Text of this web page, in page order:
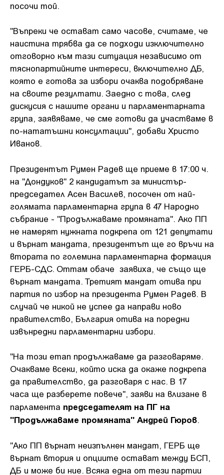
посочи той.
"Въпреки че остават само часове, считаме, че
наистина трябва да се подходи изключително
отговорно към тази ситуация независимо от
тяснопартийните интереси, включително ДБ,
която е готова за избори очаква подобряване
на своите резултати. Заедно с това, след
дискусия с нашите органи и парламентарната
група, заявяваме, че сме готови да участваме в
по-нататъшни консултации", добави Христо
Иванов.
Президентът Румен Радев ще приеме в 17:00 ч.
на "Дондуков" 2 кандидатът за министър-
председател Асен Василев, посочен от най-
голямата парламентарна група в 47 Народно
събрание - "Продължаваме промяната". Ако ПП
не намерят нужната подкрепа от 121 депутати
и върнат мандата, президентът ще го връчи на
втората по големина парламентарна формация
ГЕРБ-СДС. Оттам обаче заявиха, че също ще
върнат мандата. Третият мандат отива при
партия по избор на президента Румен Радев. В
случай че никой не успее да направи ново
правителство, България отива на поредни
извънредни парламентарни избори.
"На този етап продължаваме да разговаряме.
Очакваме всеки, който иска да окаже подкрепа
да правителство, да разговаря с нас. В 17
часа ще разберете повече", заяви на влизане в
парламента председателят на ПГ на
"Продължаваме промяната" Андрей Гюров.
"Ако ПП върнат неизпълнен мандат, ГЕРБ ще
върнат втория и опциите остават между БСП,
ДБ и може би ние. Всяка една от тези партии